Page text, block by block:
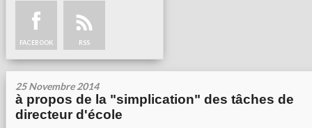
FACEBOOK RSS
25 Novembre 2014
à propos de la "simplication" des tâches de
directeur d'école